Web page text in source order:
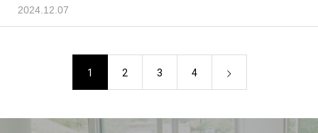
2024.12.07
1 2 3 4